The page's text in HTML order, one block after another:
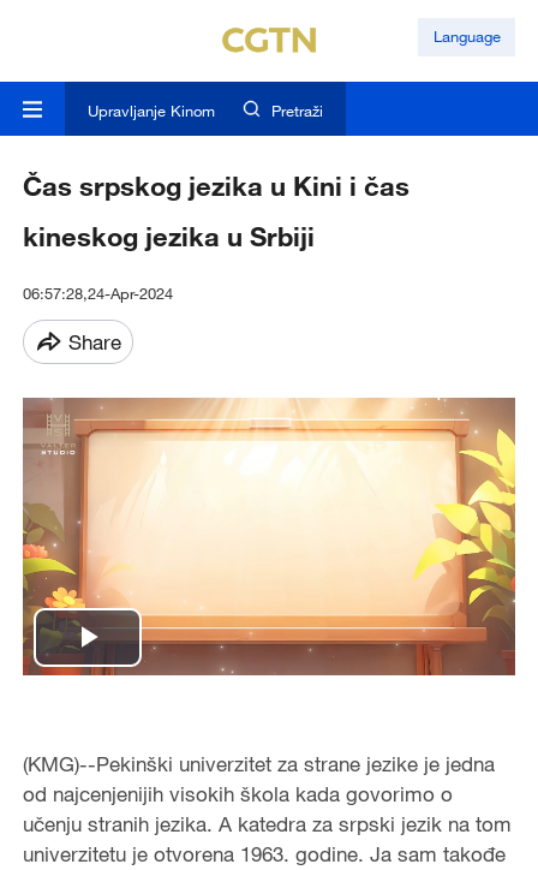
Language
Upravljanje Kinom Pretraži
Čas srpskog jezika u Kini i čas
kineskog jezika u Srbiji
06:57:28,24-Apr-2024
Share
Play
(KMG)--Pekinški univerzitet za strane jezike je jedna
od najcenjenijih visokih škola kada govorimo o
učenju stranih jezika. A katedra za srpski jezik na tom
univerzitetu je otvorena 1963. godine. Ja sam takođe